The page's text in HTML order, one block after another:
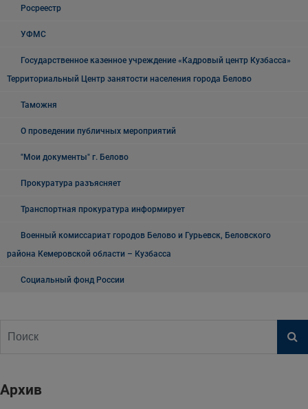
Росреестр
УФМС
Государственное казенное учреждение «Кадровый центр Кузбасса»
Территориальный Центр занятости населения города Белово
Таможня
О проведении публичных мероприятий
"Мои документы" г. Белово
Прокуратура разъясняет
Транспортная прокуратура информирует
Военный комиссариат городов Белово и Гурьевск, Беловского
района Кемеровской области – Кузбасса
Социальный фонд России
Архив